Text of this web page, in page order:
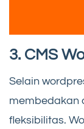
3. CMS
Selain
membedakan
fleksibilitas.